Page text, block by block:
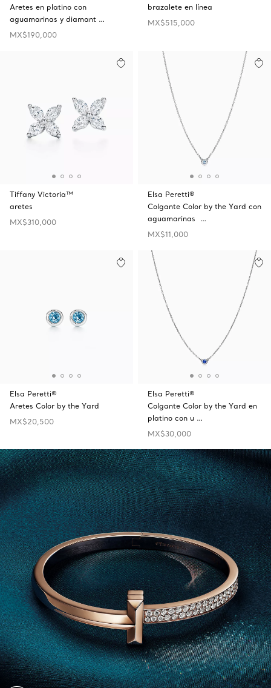
Aretes en platino con
aguamarinas y diamant …
MX$190,000
brazalete en línea
MX$515,000
Tiffany Victoria™
aretes
MX$310,000
Elsa Peretti®
Colgante Color by the Yard con
aguamarinas …
MX$11,000
Elsa Peretti®
Aretes Color by the Yard
MX$20,500
Elsa Peretti®
Colgante Color by the Yard en
platino con u …
MX$30,000